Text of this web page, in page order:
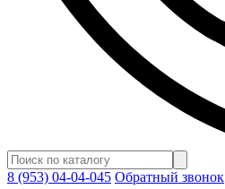
8 (953) 04-04-045 Обратный звонок